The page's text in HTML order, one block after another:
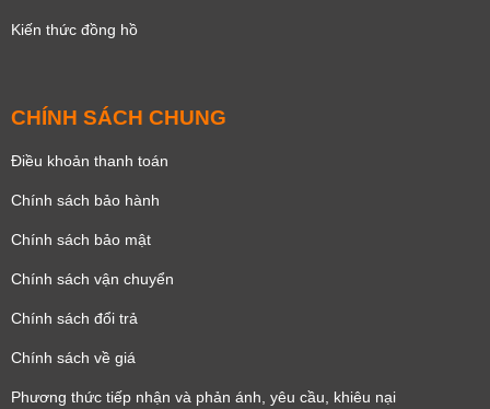
Kiến thức đồng hồ
CHÍNH SÁCH CHUNG
Điều khoản thanh toán
Chính sách bảo hành
Chính sách bảo mật
Chính sách vận chuyển
Chính sách đổi trả
Chính sách về giá
Phương thức tiếp nhận và phản ánh, yêu cầu, khiêu nại